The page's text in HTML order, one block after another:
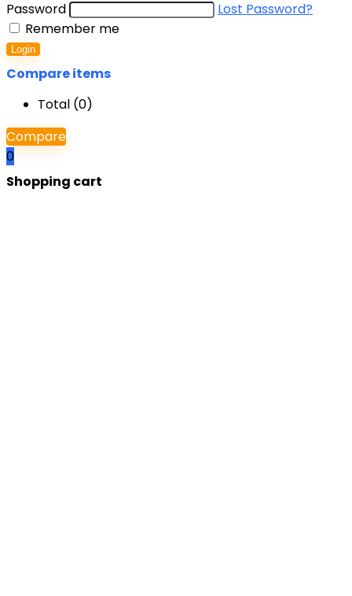
Password
Lost Password?
Remember me
Login
Compare items
Total (0)
Compare
0
Shopping cart